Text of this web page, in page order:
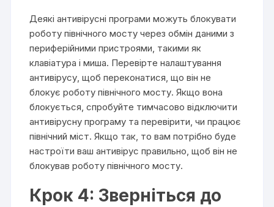
Деякі антивірусні програми можуть блокувати
роботу північного мосту через обмін даними з
периферійними пристроями, такими як
клавіатура і миша. Перевірте налаштування
антивірусу, щоб переконатися, що він не
блокує роботу північного мосту. Якщо вона
блокується, спробуйте тимчасово відключити
антивірусну програму та перевірити, чи працює
північний міст. Якщо так, то вам потрібно буде
настроїти ваш антивірус правильно, щоб він не
блокував роботу північного мосту.
Крок 4: Зверніться до